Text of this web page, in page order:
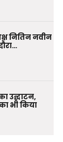
नितिन नवीन
उद्घाटन,
भी किया